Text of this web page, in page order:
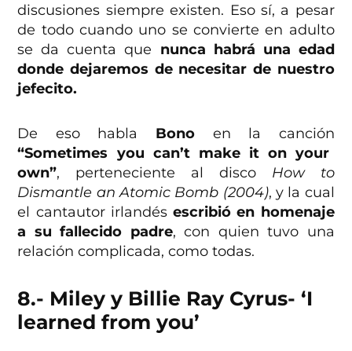
discusiones siempre existen. Eso sí, a pesar
de todo cuando uno se convierte en adulto
se da cuenta que nunca habrá una edad
donde dejaremos de necesitar de nuestro
jefecito.
De eso habla Bono en la canción
“Sometimes you can’t make it on your
own”, perteneciente al disco How to
Dismantle an Atomic Bomb (2004), y la cual
el cantautor irlandésescribió en homenaje
a su fallecido padre, con quien tuvo una
relación complicada, como todas.
8.- Miley y Billie Ray Cyrus- ‘I
learned from you’